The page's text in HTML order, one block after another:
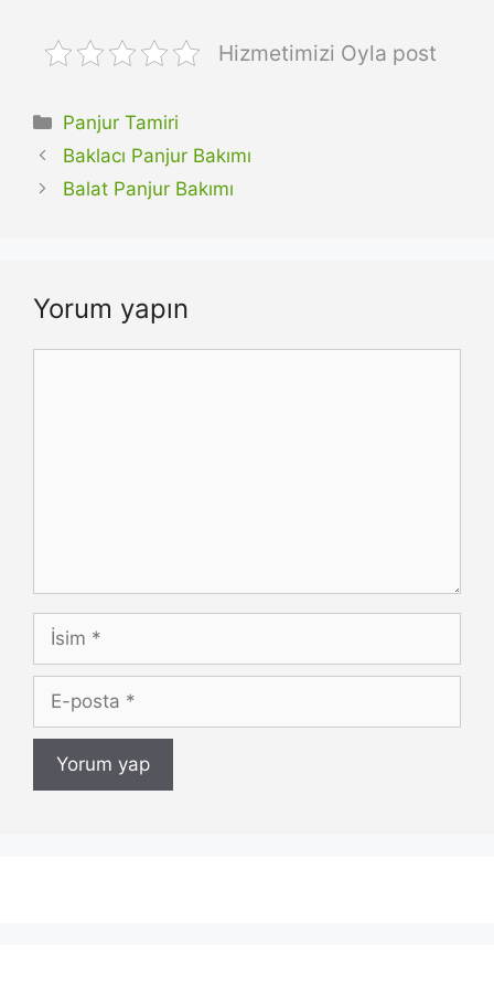
Hizmetimizi Oyla post
Kategoriler
Panjur Tamiri
Baklacı Panjur Bakımı
Balat Panjur Bakımı
Yorum yapın
İsim
posta